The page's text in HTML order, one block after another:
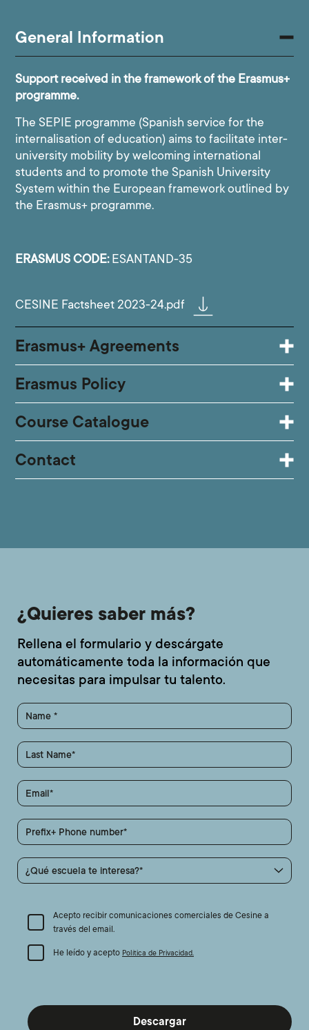
General Information
Support received in the framework of the Erasmus+
programme.
The SEPIE programme (Spanish service for the
internalisation of education) aims to facilitate inter-
university mobility by welcoming international
students and to promote the Spanish University
System within the European framework outlined by
the Erasmus+ programme.
ERASMUS CODE:ESANTAND-35
CESINE Factsheet 2023-24.pdf
Erasmus+ Agreements
Erasmus Policy
Course Catalogue
Contact
¿Quieres saber más?
Rellena el formulario y descárgate
automáticamente toda la información que
necesitas para impulsar tu talento.
Name
Last Name
Email
Prefix+ Phone number
¿Qué escuela te interesa?
Acepto recibir comunicaciones comerciales de Cesine a
través del email.
He leído y acepto Política de Privacidad.